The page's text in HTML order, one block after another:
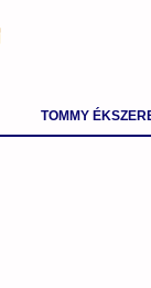
TOMMY